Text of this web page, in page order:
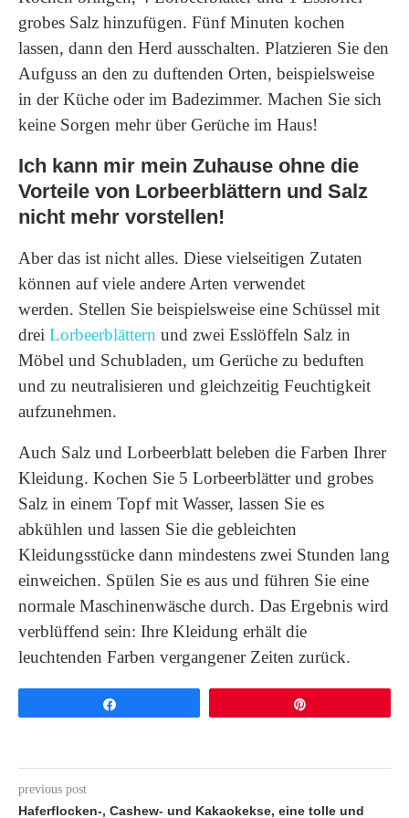
grobes Salz hinzufügen. Fünf Minuten kochen
lassen, dann den Herd ausschalten. Platzieren Sie den
Aufguss an den zu duftenden Orten, beispielsweise
in der Küche oder im Badezimmer. Machen Sie sich
keine Sorgen mehr über Gerüche im Haus!
Ich kann mir mein Zuhause ohne die
Vorteile von Lorbeerblättern und Salz
nicht mehr vorstellen!
Aber das ist nicht alles. Diese vielseitigen Zutaten
können auf viele andere Arten verwendet
werden. Stellen Sie beispielsweise eine Schüssel mit
drei Lorbeerblättern und zwei Esslöffeln Salz in
Möbel und Schubladen, um Gerüche zu beduften
und zu neutralisieren und gleichzeitig Feuchtigkeit
aufzunehmen.
Auch Salz und Lorbeerblatt beleben die Farben Ihrer
Kleidung. Kochen Sie 5 Lorbeerblätter und grobes
Salz in einem Topf mit Wasser, lassen Sie es
abkühlen und lassen Sie die gebleichten
Kleidungsstücke dann mindestens zwei Stunden lang
einweichen. Spülen Sie es aus und führen Sie eine
normale Maschinenwäsche durch. Das Ergebnis wird
verblüffend sein: Ihre Kleidung erhält die
leuchtenden Farben vergangener Zeiten zurück.
previous post
Haferflocken-, Cashew- und Kakaokekse, eine tolle und